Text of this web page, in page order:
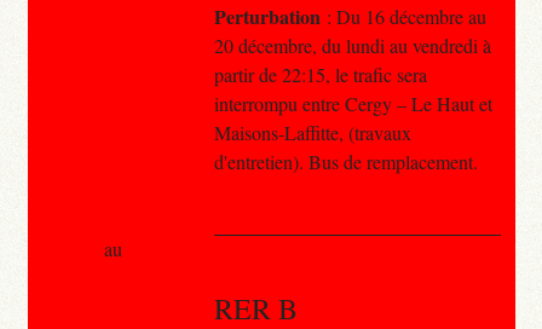
Perturbation : Du 16 décembre au
20 décembre, du lundi au vendredi à
partir de 22:15, le trafic sera
interrompu entre Cergy – Le Haut et
Maisons-Laffitte, (travaux
d'entretien). Bus de remplacement.
RER B
au